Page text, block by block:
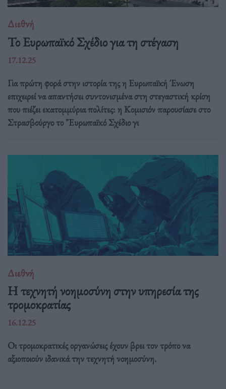
Διεθνή
Το Ευρωπαϊκό Σχέδιο για τη στέγαση
17.12.25
Για πρώτη φορά στην ιστορία της η Ευρωπαϊκή Ένωση
επιχειρεί να απαντήσει συντονισμένα στη στεγαστική κρίση
που πιέζει εκατομμύρια πολίτες: η Κομισιόν παρουσίασε στο
Στρασβούργο το "Ευρωπαϊκό Σχέδιο γι
Διεθνή
Η τεχνητή νοημοσύνη στην υπηρεσία της
τρομοκρατίας
16.12.25
Οι τρομοκρατικές οργανώσεις έχουν βρει τον τρόπο να
αξιοποιούν ιδανικά την τεχνητή νοημοσύνη.